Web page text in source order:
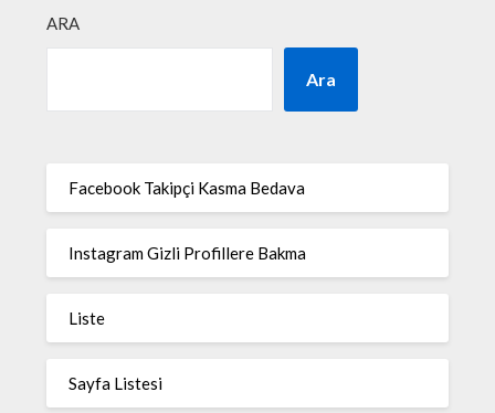
ARA
Ara
Facebook Takipçi Kasma Bedava
Instagram Gizli Profillere Bakma
Liste
Sayfa Listesi